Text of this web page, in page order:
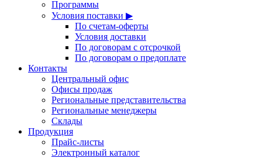
Программы
Условия поставки ▶
По счетам-оферты
Условия доставки
По договорам с отсрочкой
По договорам о предоплате
Контакты
Центральный офис
Офисы продаж
Региональные представительства
Региональные менеджеры
Склады
Продукция
Прайс-листы
Электронный каталог